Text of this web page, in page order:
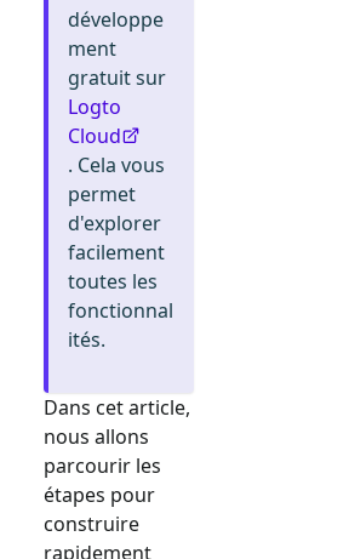
développe
ment
gratuit sur
Logto
Cloud
. Cela vous
permet
d'explorer
facilement
toutes les
fonctionnal
ités.
Dans cet article,
nous allons
parcourir les
étapes pour
construire
rapidement